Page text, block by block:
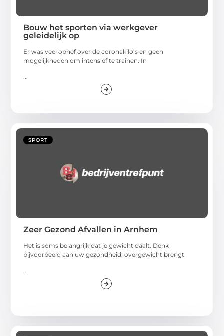
Bouw het sporten via werkgever
geleidelijk op
Er was veel ophef over de coronakilo’s en geen
mogelijkheden om intensief te trainen. In
...
SPORT
Zeer Gezond Afvallen in Arnhem
Het is soms belangrijk dat je gewicht daalt. Denk
bijvoorbeeld aan uw gezondheid, overgewicht brengt